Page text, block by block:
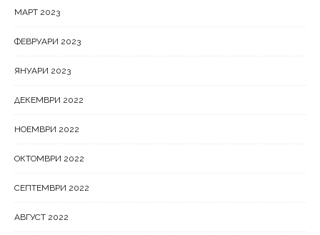
МАРТ 2023
ФЕВРУАРИ 2023
ЯНУАРИ 2023
ДЕКЕМВРИ 2022
НОЕМВРИ 2022
ОКТОМВРИ 2022
СЕПТЕМВРИ 2022
АВГУСТ 2022